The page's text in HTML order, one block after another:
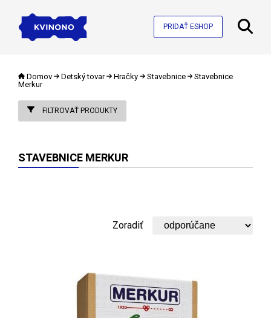
PRIDAŤ ESHOP
Domov Detský tovar Hračky Stavebnice
Stavebnice
Merkur
FILTROVAŤ PRODUKTY
STAVEBNICE MERKUR
Zoradiť